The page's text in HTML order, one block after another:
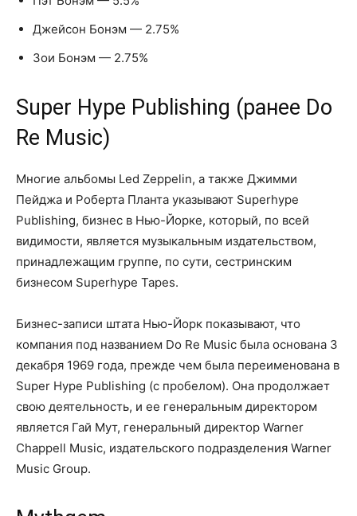
Джейсон Бонэм — 2.75%
Зои Бонэм — 2.75%
Super Hype Publishing (ранее Do
Re Music)
Многие альбомы Led Zeppelin, а также Джимми
Пейджа и Роберта Планта указывают Superhype
Publishing, бизнес в Нью-Йорке, который, по всей
видимости, является музыкальным издательством,
принадлежащим группе, по сути, сестринским
бизнесом Superhype Tapes.
Бизнес-записи штата Нью-Йорк показывают, что
компания под названием Do Re Music была основана 3
декабря 1969 года, прежде чем была переименована в
Super Hype Publishing (с пробелом). Она продолжает
свою деятельность, и ее генеральным директором
является Гай Мут, генеральный директор Warner
Chappell Music, издательского подразделения Warner
Music Group.